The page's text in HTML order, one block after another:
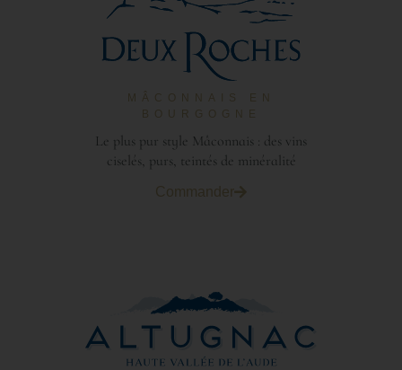
MÂCONNAIS EN
BOURGOGNE
Le plus pur style Mâconnais : des vins
ciselés, purs, teintés de minéralité
Commander